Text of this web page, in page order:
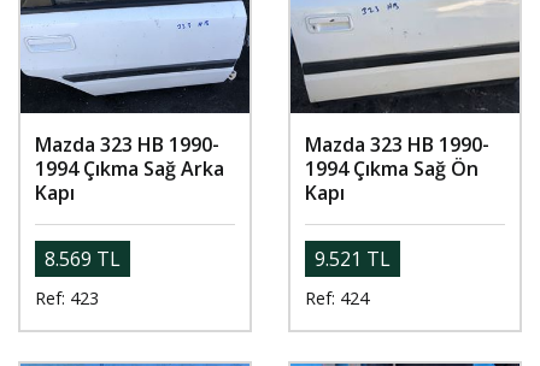
Mazda 323 HB 1990-
1994 Çıkma Sağ Arka
Kapı
8.569 TL
Ref: 423
Mazda 323 HB 1990-
1994 Çıkma Sağ Ön
Kapı
9.521 TL
Ref: 424